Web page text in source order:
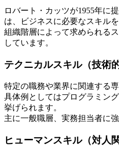
ロバート・カッツが1955年に
は、ビジネスに必要なスキル
組織階層によって求められる
しています。
テクニカルスキル（技術
特定の職務や業界に関連する
具体例としてはプログラミン
挙げられます。
主に一般職層、実務担当者に
ヒューマンスキル（対人